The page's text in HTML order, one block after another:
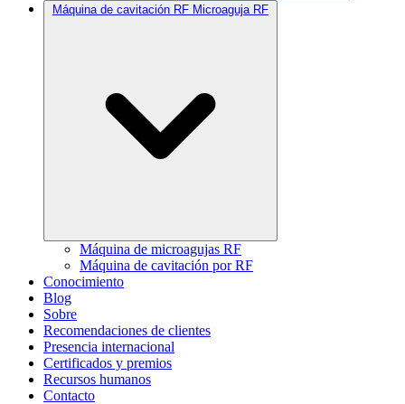
Máquina de cavitación RF Microaguja RF
Máquina de microagujas RF
Máquina de cavitación por RF
Conocimiento
Blog
Sobre
Recomendaciones de clientes
Presencia internacional
Certificados y premios
Recursos humanos
Contacto